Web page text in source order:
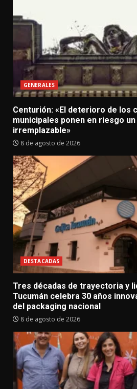
GENERALES
Centurión: «El deterioro de los
municipales ponen en riesgo
irremplazable»
8 de agosto de 2026
DESTACADAS
Tres décadas de trayectoria y
Tucumán celebra 30 años
del packaging nacional
8 de agosto de 2026